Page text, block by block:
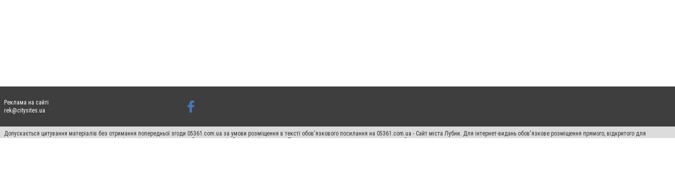
Реклама на сайті
rek@citysites.ua
Допускається цитування матеріалів без отримання попередньої згоди 05361.com.ua за умови розміщення в тексті обов'язкового посилання на 05361.com.ua - Сайт міста Лубни. Для інтернет-видань обов'язкове розміщення прямого, відкритого для
пошукових систем гіперпосилання на цитовані статті не нижче другого абзацу в тексті або в якості джерела. Порушення виняткових прав переслідується Законом.